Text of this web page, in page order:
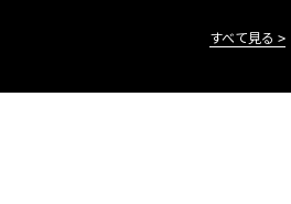
すべて見る